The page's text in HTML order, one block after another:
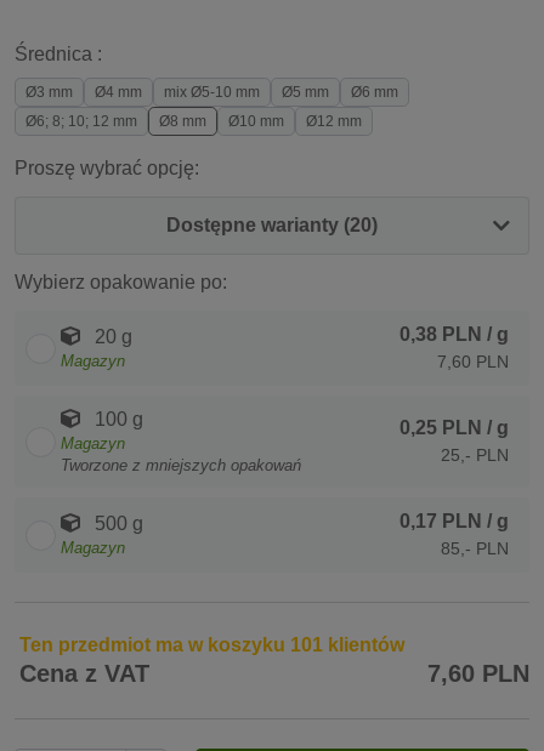
Średnica :
Ø3 mm Ø4 mm mix Ø5-10 mm Ø5 mm
Ø6 mm
Ø6; 8; 10; 12 mm
Ø8 mm Ø10 mm Ø12 mm
Proszę wybrać opcję:
Dostępne warianty (20)
Wybierz opakowanie po:
20 g
Magazyn
0,38 PLN / g
7,60 PLN
100 g
Magazyn
Tworzone z mniejszych opakowań
0,25 PLN / g
25,- PLN
500 g
Magazyn
0,17 PLN / g
85,- PLN
Ten przedmiot ma w koszyku 101 klientów
Cena z VAT 7,60 PLN